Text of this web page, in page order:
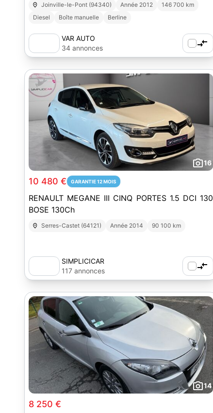
Joinville-le-Pont (94340) Année 2012
146 700 km
Diesel
Boîte manuelle Berline
VAR AUTO
34 annonces
16
10 480 € GARANTIE 12 MOIS
RENAULT MEGANE III CINQ PORTES 1.5 DCI 130
BOSE 130Ch
Serres-Castet (64121) Année 2014 90 100 km
SIMPLICICAR
117 annonces
14
8 250 €